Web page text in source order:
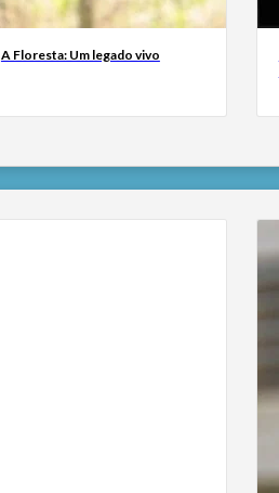
A Floresta: Um legado vivo